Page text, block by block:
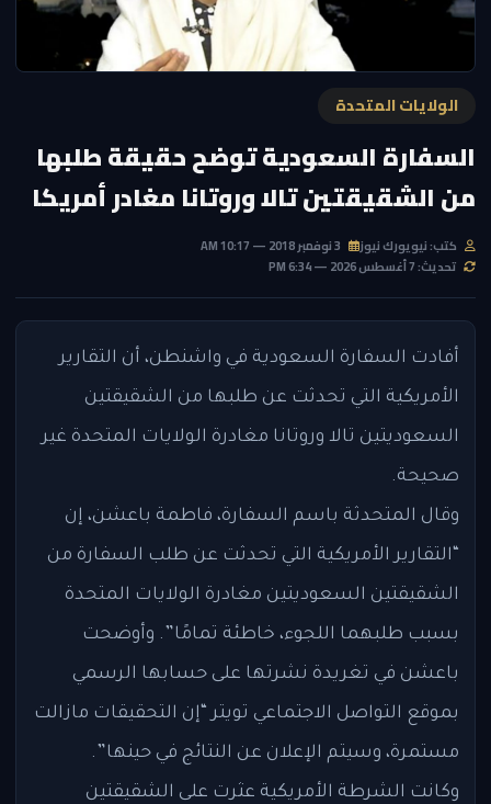
الولايات المتحدة
السفارة السعودية توضح حقيقة طلبها
من الشقيقتين تالا وروتانا مغادر أمريكا
كتب: نيويورك نيوز
تحديث: 7 أغسطس 2026 — 6:34 PM
أفادت السفارة السعودية في واشنطن، أن التقارير
الأمريكية التي تحدثت عن طلبها من الشقيقتين
السعوديتين تالا وروتانا مغادرة الولايات المتحدة غير
صحيحة.
وقال المتحدثة باسم السفارة، فاطمة باعشن، إن
“التقارير الأمريكية التي تحدثت عن طلب السفارة من
الشقيقتين السعوديتين مغادرة الولايات المتحدة
بسبب طلبهما اللجوء، خاطئة تمامًا”. وأوضحت
باعشن في تغريدة نشرتها على حسابها الرسمي
بموقع التواصل الاجتماعي تويتر “إن التحقيقات مازالت
مستمرة، وسيتم الإعلان عن النتائج في حينها”.
وكانت الشرطة الأمريكية عثرت على الشقيقتين